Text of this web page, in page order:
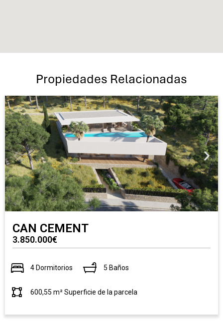
Propiedades Relacionadas
CAN CEMENT
3.850.000€
4 Dormitorios 5 Baños
600,55 m² Superficie de la parcela